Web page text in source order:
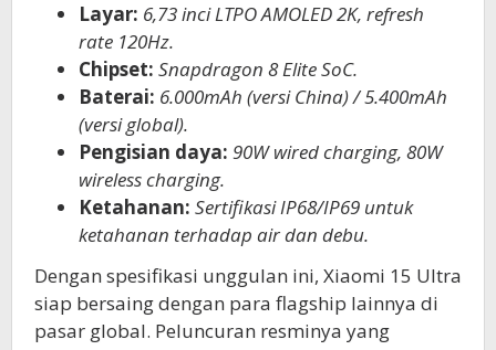
Layar: 6,73 inci LTPO AMOLED 2K, refresh
rate 120Hz.
Chipset: Snapdragon 8 Elite SoC.
Baterai: 6.000mAh (versi China) / 5.400mAh
(versi global).
Pengisian daya: 90W wired charging, 80W
wireless charging.
Ketahanan: Sertifikasi IP68/IP69 untuk
ketahanan terhadap air dan debu.
Dengan spesifikasi unggulan ini, Xiaomi 15 Ultra
siap bersaing dengan para flagship lainnya di
pasar global. Peluncuran resminya yang